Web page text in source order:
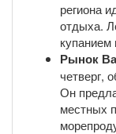
региона
отдыха.
Рынок
четверг,
Он
местных